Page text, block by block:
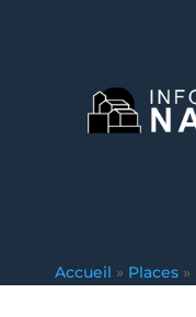
Accueil » Places »